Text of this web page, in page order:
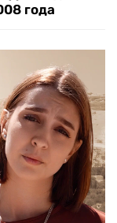
года